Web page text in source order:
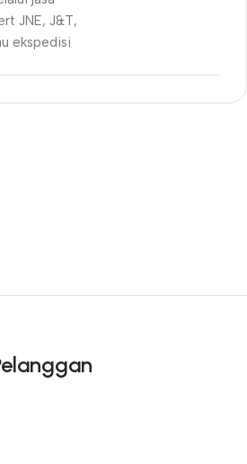
JNE, J&T,
ekspedisi